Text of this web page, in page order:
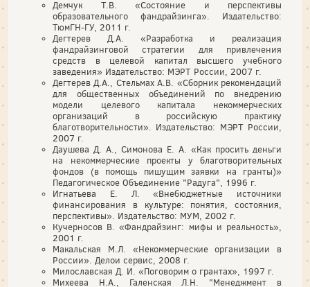
Демчук Т.В. «Состояние и перспективы
образовательного фандрайзинга». Издательство:
ТюмГН-ГУ, 2011 г.
Дегтерев Д.А. «Разработка и реализация
фандрайзинговой стратегии для привлечения
средств в целевой капитал высшего учебного
заведения» Издательство: МЭРТ России, 2007 г.
Дегтерев Д.А., Стельмах А.В. «Сборник рекомендаций
для общественных объединений по внедрению
модели целевого капитала некоммерческих
организаций в российскую практику
благотворительности». Издательство: МЭРТ России,
2007 г.
Даушева Д. А., Симонова Е. А. «Как просить деньги
на некоммерческие проекты у благотворительных
фондов (в помощь пишущим заявки на гранты)»
Педагогическое Объединение "Радуга", 1996 г.
Игнатьева Е. Л. «Внебюджетные источники
финансирования в культуре: понятия, состояния,
перспективы». Издательство: МУМ, 2002 г.
Кучерносов В. «Фандрайзинг: мифы и реальность»,
2001 г.
Макальская М.Л. «Некоммерческие организации в
России». Делои сервис, 2008 г.
Милославская Д. И. «Поговорим о грантах», 1997 г.
Михеева Н.А., Галенская Л.Н. "Менеджмент в